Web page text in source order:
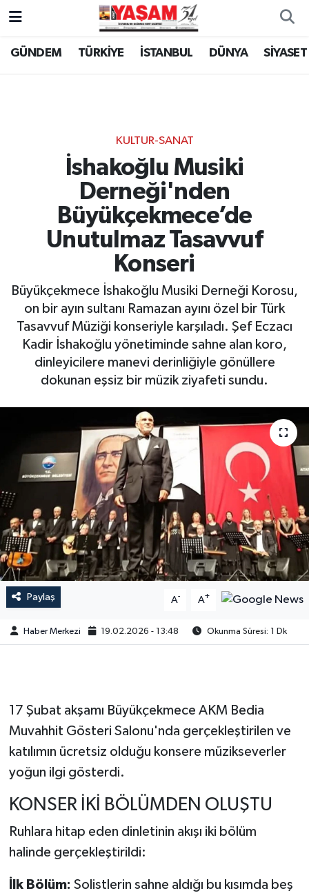
GÜNDEM TÜRKİYE İSTANBUL DÜNYA SİYASET
KULTUR-SANAT
İshakoğlu Musiki
Derneği'nden
Büyükçekmece’de
Unutulmaz Tasavvuf
Konseri
Büyükçekmece İshakoğlu Musiki Derneği Korosu,
on bir ayın sultanı Ramazan ayını özel bir Türk
Tasavvuf Müziği konseriyle karşıladı. Şef Eczacı
Kadir İshakoğlu yönetiminde sahne alan koro,
dinleyicilere manevi derinliğiyle gönüllere
dokunan eşsiz bir müzik ziyafeti sundu.
Paylaş A- A+
Haber Merkezi 19.02.2026 - 13:48 Okunma Süresi: 1 Dk
17 Şubat akşamı Büyükçekmece AKM Bedia
Muvahhit Gösteri Salonu'nda gerçekleştirilen ve
katılımın ücretsiz olduğu konsere müzikseverler
yoğun ilgi gösterdi.
KONSER İKİ BÖLÜMDEN OLUŞTU
Ruhlara hitap eden dinletinin akışı iki bölüm
halinde gerçekleştirildi:
İlk Bölüm: Solistlerin sahne aldığı bu kısımda beş